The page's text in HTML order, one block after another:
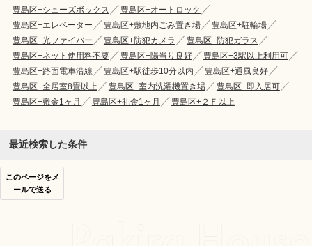
豊島区+シューズボックス
豊島区+オートロック
豊島区+エレベーター
豊島区+敷地内ごみ置き場
豊島区+駐輪場
豊島区+光ファイバー
豊島区+防犯カメラ
豊島区+防犯ガラス
豊島区+ネット使用料不要
豊島区+陽当り良好
豊島区+3駅以上利用可
豊島区+路面電車沿線
豊島区+駅徒歩10分以内
豊島区+通風良好
豊島区+全居室8畳以上
豊島区+室内洗濯機置き場
豊島区+即入居可
豊島区+敷金1ヶ月
豊島区+礼金1ヶ月 豊島区+２Ｆ以上
最近検索した条件
このページをメ
ールで送る